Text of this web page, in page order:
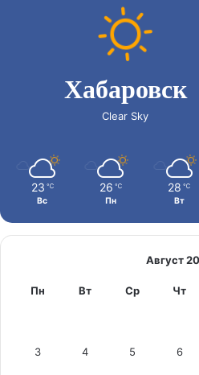
Хабаровск
Clear Sky
23 ℃
Вс
26 ℃
Пн
28 ℃
Вт
Август
Пн Вт Ср Чт
3 4 5 6